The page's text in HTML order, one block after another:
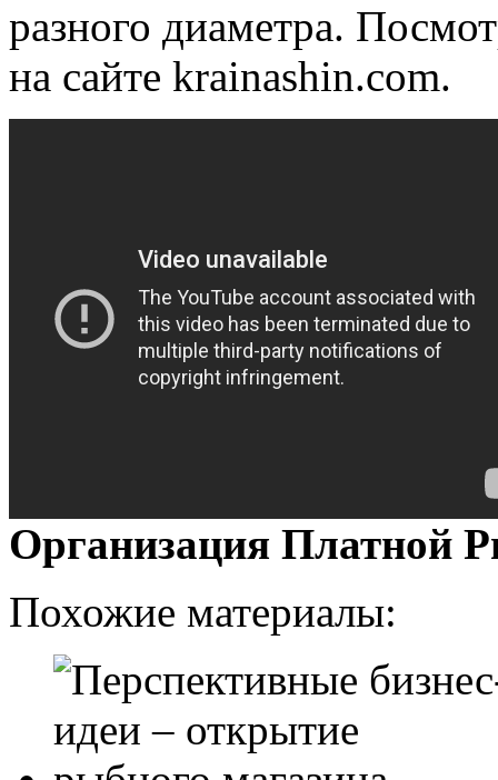
разного диаметра.
на сайте krainashin.com.
Организация Платной
Похожие материалы: